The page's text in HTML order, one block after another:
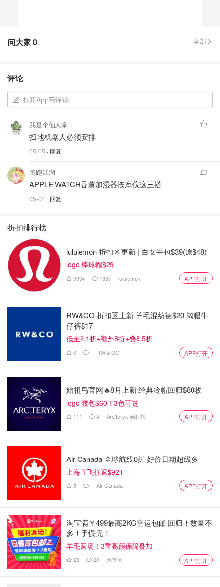
问大家0 全部
评论
打开App写评论
我是个仙人掌
扫地机器人必须安排
05-05 · 回复
跑跑江湖
APPLE WATCH香薰加湿器按摩仪这三搭
05-04 · 回复
折扣排行榜
lululemon 折扣区更新 | 白女手包$39(原$48)
logo 棒球帽$29
999+ 1333 lululemon APP打开
RW&CO 折扣区上新 羊毛混纺裙$20 阔腿牛
仔裤$17
低至2.1折+额外8折+叠8.5折
0 RW & CO APP打开
始祖鸟官网🔥8月上新 经典冷帽回归$80收
logo 腰包$60！3色可选
111 4 Arc'teryx 始祖鸟 APP打开
Air Canada 全球航线8折 好价日期超级多
上海直飞往返$921
5 Air Canada APP打开
淘宝满￥499最高2KG空运包邮 回归！数量不
多！手慢无！
羊毛返场！3重高额保障叠加
23 20 淘宝网 APP打开